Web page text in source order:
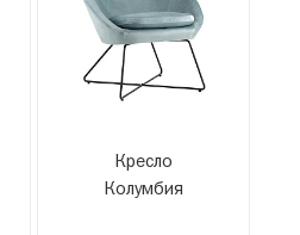
Кресло
Колумбия